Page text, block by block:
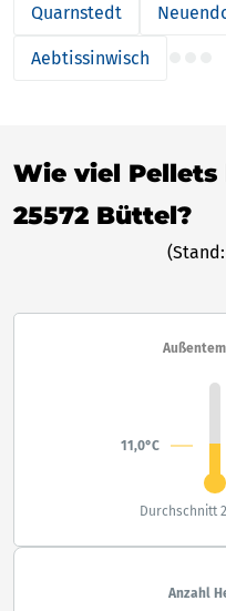
Quarnstedt
Aebtissinwisch
Wie viel
25572 Büttel?
11,0°C
Durchschnitt
Anzahl